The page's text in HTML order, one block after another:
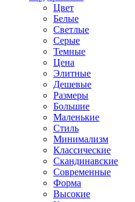
Цвет
Белые
Светлые
Серые
Темные
Цена
Элитные
Дешевые
Размеры
Большие
Маленькие
Стиль
Минимализм
Классические
Скандинавские
Современные
Форма
Высокие